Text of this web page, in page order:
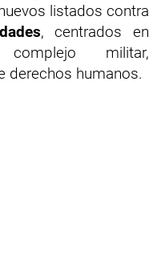
listados contra
, centrados en
complejo militar,
derechos humanos.